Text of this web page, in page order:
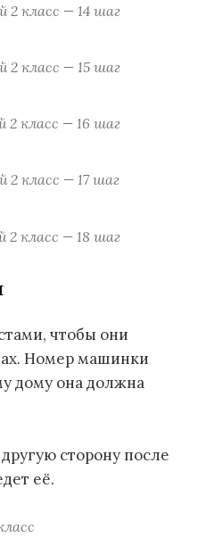
2 класс — 14 шаг
2 класс — 15 шаг
2 класс — 16 шаг
2 класс — 17 шаг
2 класс — 18 шаг
чтобы они
Номер машинки
дому она должна
сторону после
её.